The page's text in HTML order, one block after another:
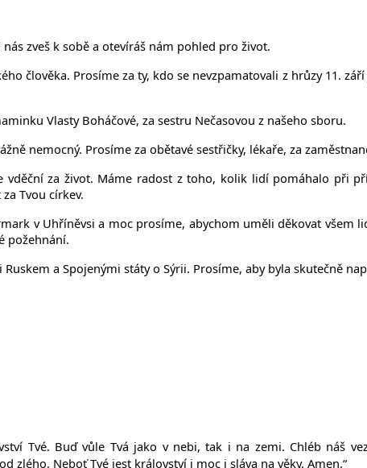
zveš k sobě a otevíráš nám pohled pro život.
člověka. Prosíme za ty, kdo se nevzpamatovali z hrůzy 11.
Vlasty Boháčové, za sestru Nečasovou z našeho sboru.
nemocný. Prosíme za obětavé sestřičky, lékaře, za
vděční za život. Máme radost z toho, kolik lidí pomáhalo při
Tvou církev.
v Uhříněvsi a moc prosíme, abychom uměli děkovat všem
požehnání.
a Spojenými státy o Sýrii. Prosíme, aby byla skutečně
Tvé. Buďvůle Tvá jako v nebi, tak i na zemi. Chléb náš
zlého. NeboťTvé jest království i moc i sláva na věky. Amen.“